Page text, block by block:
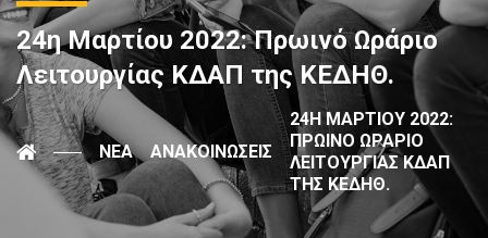
24η Μαρτίου 2022: Πρωινό Ωράριο
Λειτουργίας ΚΔΑΠ της ΚΕΔΗΘ.
ΝΈΑ ΑΝΑΚΟΙΝΏΣΕΙΣ
24Η ΜΑΡΤΊΟΥ 2022:
ΠΡΩΙΝΌ ΩΡΆΡΙΟ
ΛΕΙΤΟΥΡΓΊΑΣ ΚΔΑΠ
ΤΗΣ ΚΕΔΗΘ.